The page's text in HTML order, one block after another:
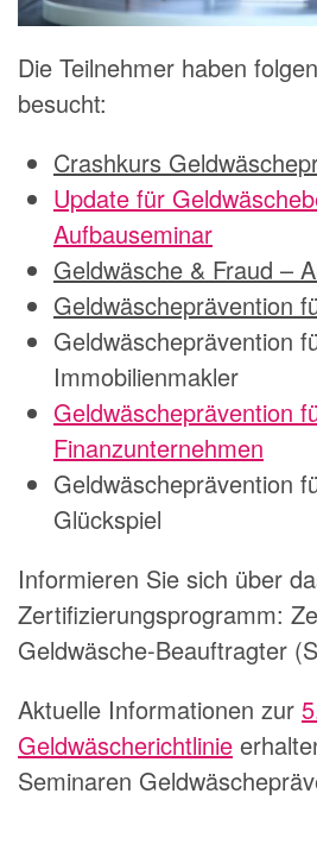
Die Teilnehmer haben
besucht:
Crashkurs
Update für
Aufbauseminar
Geldwäsche & Fraud –
Geldwäscheprävention
Geldwäscheprävention
Immobilienmakler
Geldwäscheprävention
Finanzunternehmen
Geldwäscheprävention
Glückspiel
Informieren Sie sich über
Zertifizierungsprogramm:
Geldwäsche-Beauftragter
Aktuelle Informationen zur
Geldwäscherichtlinie
Seminaren